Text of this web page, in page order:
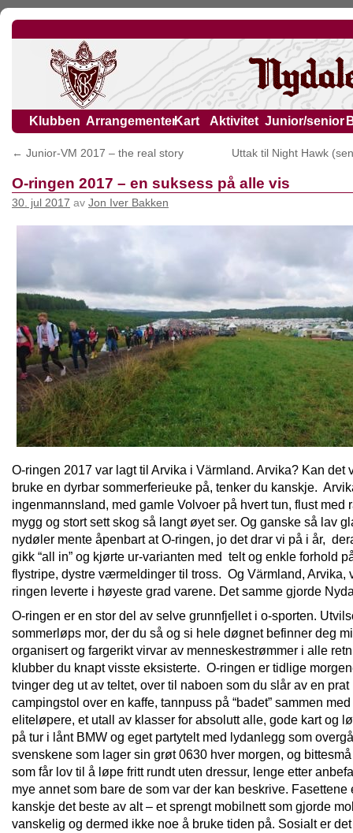
Klubben ArrangementerKart Aktivitet Junior/senior
← Junior-VM 2017 – the real story Uttak til Night Hawk
O-ringen 2017 – en suksess på alle vis
30. jul 2017 av Jon Iver Bakken
O-ringen 2017 var lagt til Arvika i Värmland. Arvika? Kan det
bruke en dyrbar sommerferieuke på, tenker du kanskje.
ingenmannsland, med gamle Volvoer på hvert tun, flust med
mygg og stort sett skog så langt øyet ser. Og ganske så lav
nydøler mente åpenbart at O-ringen, jo det drar vi på i år,
gikk “all in” og kjørte ur-varianten med telt og enkle forhold
flystripe, dystre værmeldinger til tross. Og Värmland, Arvika,
ringen leverte i høyeste grad varene. Det samme gjorde
O-ringen er en stor del av selve grunnfjellet i o-sporten.
sommerløps mor, der du så og si hele døgnet befinner deg
organisert og fargerikt virvar av menneskestrømmer i alle
klubber du knapt visste eksisterte. O-ringen er tidlige
tvinger deg ut av teltet, over til naboen som du slår av en
campingstol over en kaffe, tannpuss på “badet” sammen
eliteløpere, et utall av klasser for absolutt alle, gode kart og
på tur i lånt BMW og eget partytelt med lydanlegg som
svenskene som lager sin grøt 0630 hver morgen, og
som får lov til å løpe fritt rundt uten dressur, lenge etter
mye annet som bare de som var der kan beskrive. Fasettene
kanskje det beste av alt – et sprengt mobilnett som gjorde
vanskelig og dermed ikke noe å bruke tiden på. Sosialt er